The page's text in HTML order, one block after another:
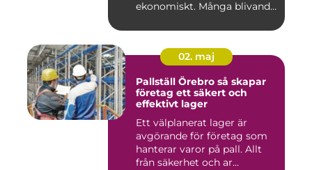
ekonomiskt. Många blivande
02. maj
Pallställ Örebro så skapar
företag ett säkert och
effektivt lager
Ett välplanerat lager är
avgörande för företag som
hanterar varor på pall. Allt
från säkerhet och ar...